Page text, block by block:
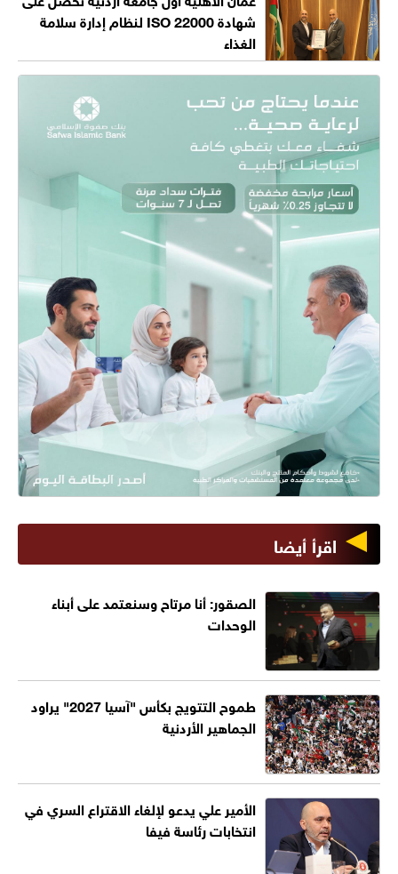
شهادة ISO 22000 لنظام إدارة سلامة
الغذاء
اقرأ أيضا
الصقور: أنا مرتاح وسنعتمد على أبناء
الوحدات
طموح التتويج بكأس "آسيا 2027" يراود
الجماهير الأردنية
الأمير علي يدعو لإلغاء الاقتراع السري في
انتخابات رئاسة فيفا